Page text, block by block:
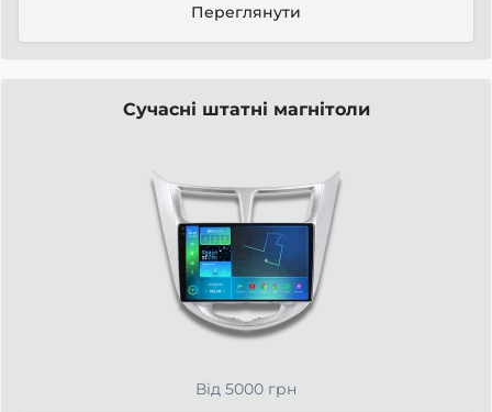
Переглянути
Сучасні штатні магнітоли
Від 5000 грн